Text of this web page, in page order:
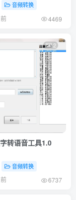
音频转换
4469
2
转语音工具1.0
音频转换
6737